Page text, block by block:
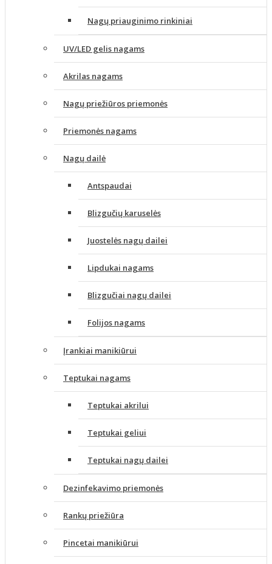
Nagų priauginimo rinkiniai
UV/LED gelis nagams
Akrilas nagams
Nagų priežiūros priemonės
Priemonės nagams
Nagų dailė
Antspaudai
Blizgučių karuselės
Juostelės nagų dailei
Lipdukai nagams
Blizgučiai nagų dailei
Folijos nagams
Įrankiai manikiūrui
Teptukai nagams
Teptukai akrilui
Teptukai geliui
Teptukai nagų dailei
Dezinfekavimo priemonės
Rankų priežiūra
Pincetai manikiūrui